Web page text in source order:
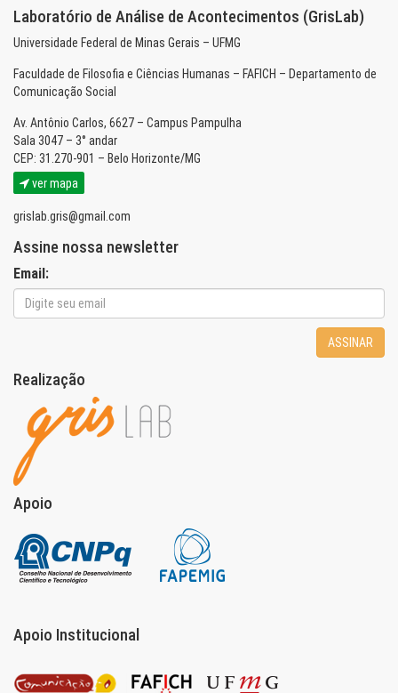
Laboratório de Análise de Acontecimentos (GrisLab)
Universidade Federal de Minas Gerais – UFMG
Faculdade de Filosofia e Ciências Humanas – FAFICH – Departamento de
Comunicação Social
Av. Antônio Carlos, 6627 – Campus Pampulha
Sala 3047 – 3° andar
CEP: 31.270-901 – Belo Horizonte/MG
ver mapa
grislab.gris@gmail.com
Assine nossa newsletter
Email:
ASSINAR
Realização
Apoio
Apoio Institucional